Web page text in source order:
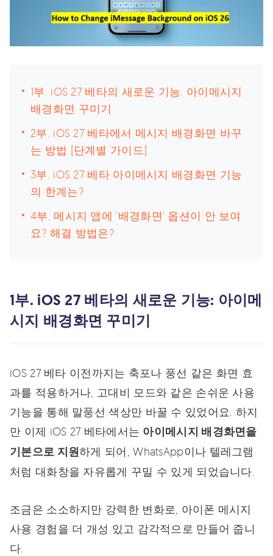
1부. iOS 27 베타의 새로운 기능: 아이메시지
배경화면 꾸미기
2부. iOS 27 베타에서 메시지 배경화면 바꾸
는 방법 [단계별 가이드]
3부. iOS 27 베타 아이메시지 배경화면 기능
의 한계는?
4부. 메시지 앱에 '배경화면' 옵션이 안 보여
요? 해결 방법은?
1부. iOS 27 베타의 새로운 기능: 아이메
시지 배경화면 꾸미기
iOS 27 베타 이전까지는 축포나 풍선 같은 화면 효
과를 적용하거나, 고대비 모드와 같은 손쉬운 사용
기능을 통해 말풍선 색상만 바꿀 수 있었어요. 하지
만 이제 iOS 27 베타에서는 아이메시지 배경화면을
기본으로 지원하게 되어, WhatsApp이나 텔레그램
처럼 대화창을 자유롭게 꾸밀 수 있게 되었습니다.
조금은 소소하지만 강력한 변화로, 아이폰 메시지
사용 경험을 더 개성 있고 감각적으로 만들어 줍니
다.